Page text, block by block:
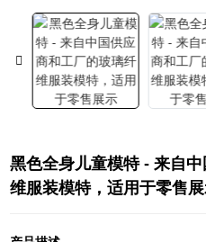
黑色全身儿童模特 - 来自
维服装模特，适用于零售